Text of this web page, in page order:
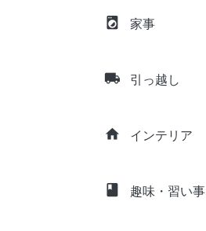
local_laundry_service 家事
local_shipping 引っ越し
home インテリア
class 趣味・習い事